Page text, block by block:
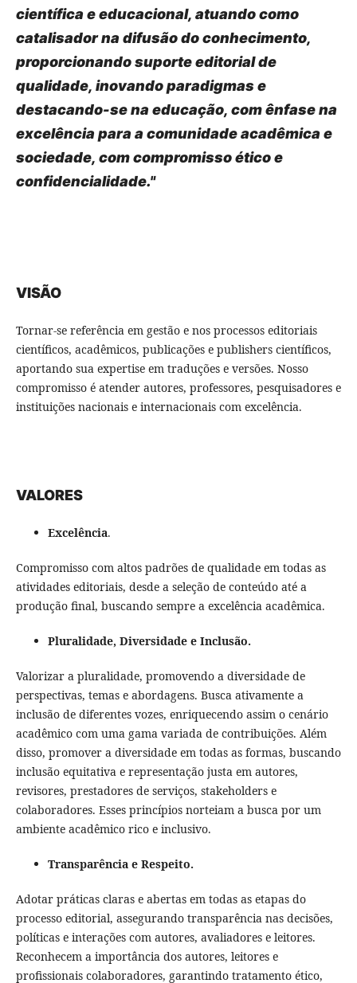
científica e educacional, atuando como
catalisador na difusão do conhecimento,
proporcionando suporte editorial de
qualidade, inovando paradigmas e
destacando-se na educação, com ênfase na
excelência para a comunidade acadêmica e
sociedade, com compromisso ético e
confidencialidade."
VISÃO
Tornar-se referência em gestão e nos processos editoriais
científicos, acadêmicos, publicações e publishers científicos,
aportando sua expertise em traduções e versões. Nosso
compromisso é atender autores, professores, pesquisadores e
instituições nacionais e internacionais com excelência.
VALORES
Excelência.
Compromisso com altos padrões de qualidade em todas as
atividades editoriais, desde a seleção de conteúdo até a
produção final, buscando sempre a excelência acadêmica.
Pluralidade, Diversidade e Inclusão.
Valorizar a pluralidade, promovendo a diversidade de
perspectivas, temas e abordagens. Busca ativamente a
inclusão de diferentes vozes, enriquecendo assim o cenário
acadêmico com uma gama variada de contribuições. Além
disso, promover a diversidade em todas as formas, buscando
inclusão equitativa e representação justa em autores,
revisores, prestadores de serviços, stakeholders e
colaboradores. Esses princípios norteiam a busca por um
ambiente acadêmico rico e inclusivo.
Transparência e Respeito.
Adotar práticas claras e abertas em todas as etapas do
processo editorial, assegurando transparência nas decisões,
políticas e interações com autores, avaliadores e leitores.
Reconhecem a importância dos autores, leitores e
profissionais colaboradores, garantindo tratamento ético,